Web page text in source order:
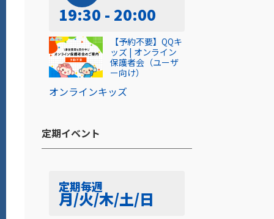
19:30 - 20:00
オンラインキッズ
【予約不要】QQキ
ッズ | オンライン
保護者会（ユーザ
ー向け）
定期イベント​
定期毎週
月/火/木/土/日